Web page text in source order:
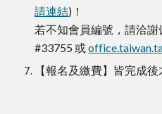
請連結)！
若不知會員編號，請洽
#33755 或
【報名及繳費】皆完成後